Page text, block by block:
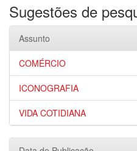
Sugestões de
Assunto
COMÉRCIO
ICONOGRAFIA
VIDA COTIDIANA